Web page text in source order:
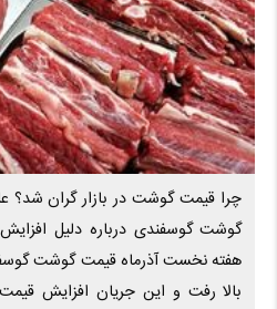
چرا قیمت گوشت در بازار گران شد؟
گوشت گوسفندی درباره دلیل
بالا رفت و این جریان افزایش